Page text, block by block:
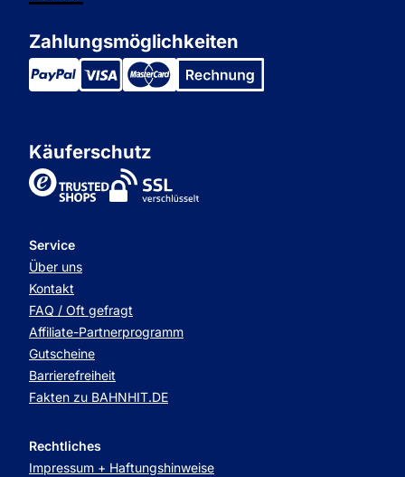
Zahlungsmöglichkeiten
Käuferschutz
TrustedShops
Service
Über uns
Kontakt
FAQ / Oft gefragt
Affiliate-Partnerprogramm
Gutscheine
Barrierefreiheit
Fakten zu BAHNHIT.DE
Rechtliches
Impressum + Haftungshinweise